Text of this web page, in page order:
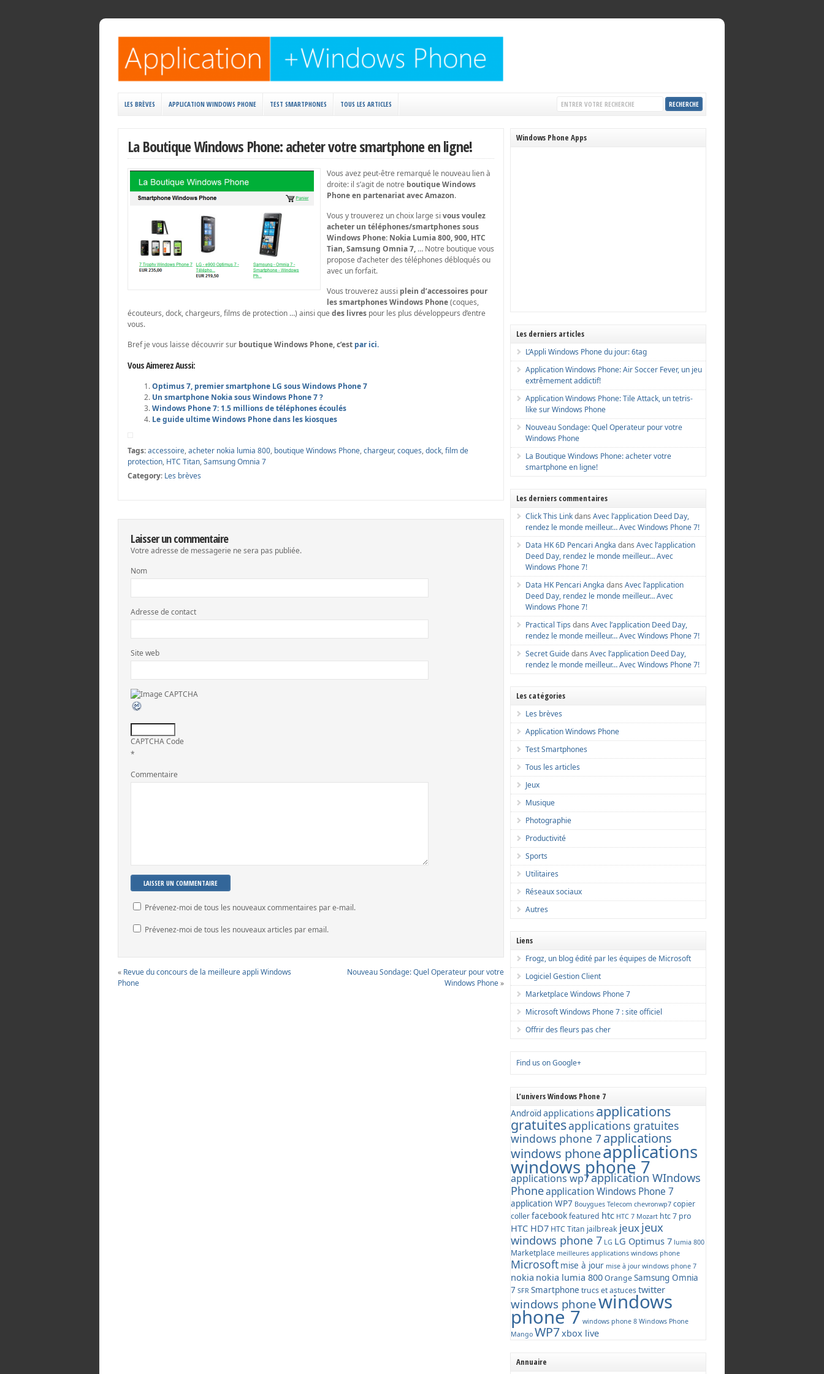
LES BRÈVES APPLICATION WINDOWS PHONE TEST SMARTPHONES TOUS LES ARTICLES
La Boutique Windows Phone: acheter votre smartphone en ligne!
Vous avez peut-être remarqué le nouveau lien à
droite: il s’agit de notre boutique Windows
Phone en partenariat avec Amazon.
Vous y trouverez un choix large si vous voulez
acheter un téléphones/smartphones sous
Windows Phone: Nokia Lumia 800, 900, HTC
Tian, Samsung Omnia 7, … Notre boutique vous
propose d’acheter des téléphones débloqués ou
avec un forfait.
Vous trouverez aussi plein d’accessoires pour
les smartphones Windows Phone(coques,
écouteurs, dock, chargeurs, films de protection …) ainsi que des livres pour les plus développeurs d’entre
vous.
Bref je vous laisse découvrir sur boutique Windows Phone, c’est par ici.
Vous Aimerez Aussi:
Optimus 7, premier smartphone LG sous Windows Phone 7
Un smartphone Nokia sous Windows Phone 7 ?
Windows Phone 7: 1.5 millions de téléphones écoulés
Le guide ultime Windows Phone dans les kiosques
Tags:accessoire,acheter nokia lumia 800, boutique Windows Phone,chargeur,coques,dock,film de
protection, HTC Titan,Samsung Omnia 7
Category: Les brèves
Laisser un commentaire
Votre adresse de messagerie ne sera pas publiée.
Nom
Adresse de contact
Site web
CAPTCHA Code
*
Commentaire
Prévenez-moi de tous les nouveaux commentaires par e-mail.
Prévenez-moi de tous les nouveaux articles par email.
« Revue du concours de la meilleure appli Windows
Phone
Nouveau Sondage: Quel Operateur pour votre
Windows Phone»
Windows Phone Apps
Les derniers articles
L’Appli Windows Phone du jour: 6tag
Application Windows Phone: Air Soccer Fever, un jeu
extrêmement addictif!
Application Windows Phone: Tile Attack, un tetris-
like sur Windows Phone
Nouveau Sondage: Quel Operateur pour votre
Windows Phone
La Boutique Windows Phone: acheter votre
smartphone en ligne!
Les derniers commentaires
Click This LinkdansAvec l’application Deed Day,
rendez le monde meilleur… Avec Windows Phone 7!
Data HK 6D Pencari Angka dansAvec l’application
Deed Day, rendez le monde meilleur… Avec
Windows Phone 7!
Data HK Pencari Angka dansAvec l’application
Deed Day, rendez le monde meilleur… Avec
Windows Phone 7!
Practical Tips dansAvec l’application Deed Day,
rendez le monde meilleur… Avec Windows Phone 7!
Secret GuidedansAvec l’application Deed Day,
rendez le monde meilleur… Avec Windows Phone 7!
Les catégories
Les brèves
Application Windows Phone
Test Smartphones
Tous les articles
Jeux
Musique
Photographie
Productivité
Sports
Utilitaires
Réseaux sociaux
Autres
Liens
Frogz, un blog édité par les équipes de Microsoft
Logiciel Gestion Client
Marketplace Windows Phone 7
Microsoft Windows Phone 7 : site officiel
Offrir des fleurs pas cher
Find us on Google+
L’univers Windows Phone 7
Androïdapplications applications
gratuitesapplications gratuites
windows phone 7applications
windows phoneapplications
windows phone 7
applications wp7application WIndows
Phoneapplication Windows Phone 7
application WP7 Bouygues Telecom chevronwp7 copier
collerfacebookfeatured htc HTC 7 Mozart htc 7 pro
HTC HD7 HTC Titan jailbreak jeuxjeux
windows phone 7 LG LG Optimus 7 lumia 800
Marketplace meilleures applications windows phone
Microsoft mise à jour mise à jour windows phone 7
nokia nokia lumia 800OrangeSamsung Omnia
7 SFR Smartphone trucs et astucestwitter
windows phonewindows
phone 7 windows phone 8 Windows Phone
Mango WP7xbox live
Annuaire